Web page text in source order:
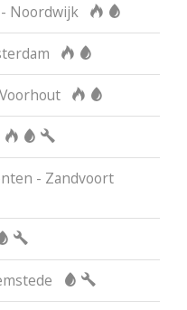
Noordwijk
- Zandvoort